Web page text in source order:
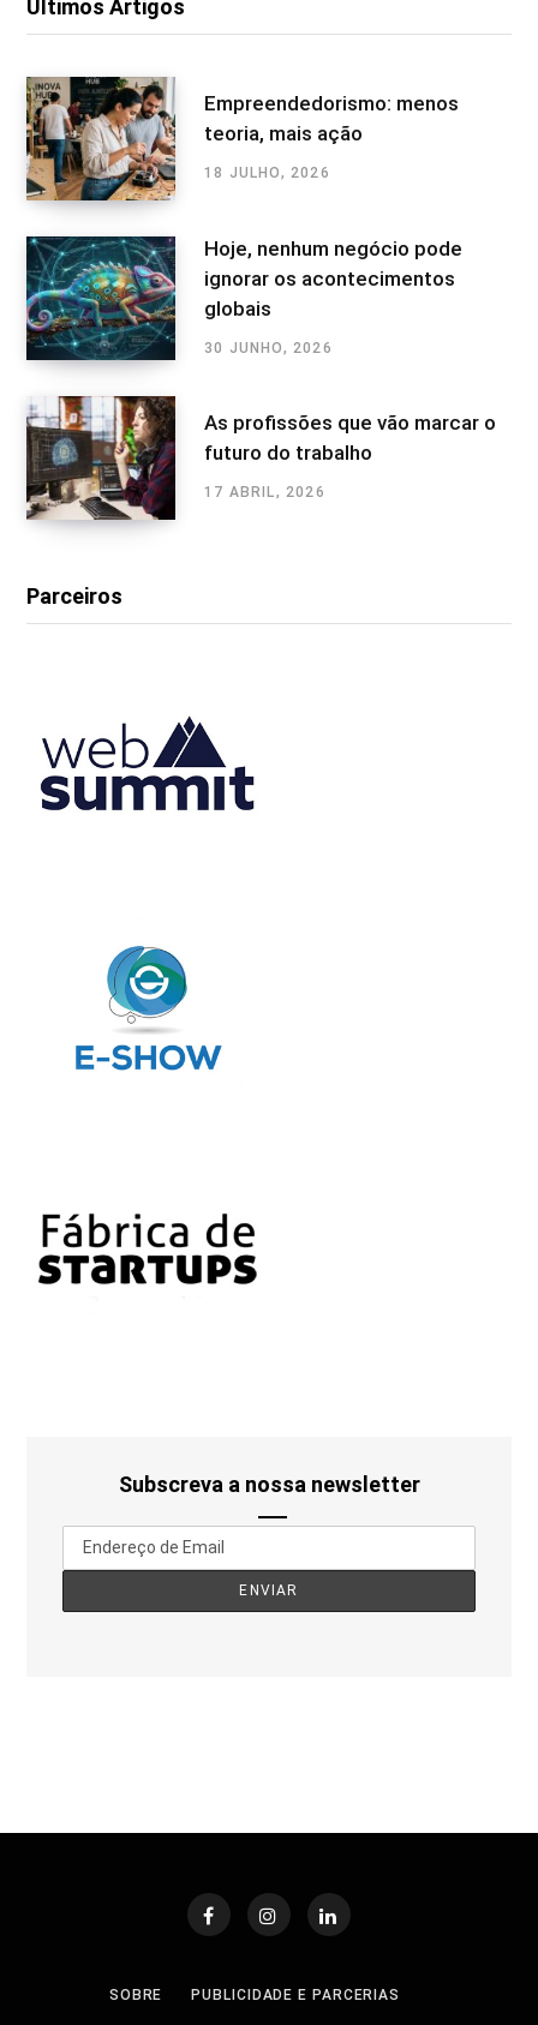
Últimos Artigos
Empreendedorismo: menos
teoria, mais ação
18 JULHO, 2026
Hoje, nenhum negócio pode
ignorar os acontecimentos
globais
30 JUNHO, 2026
As profissões que vão marcar o
futuro do trabalho
17 ABRIL, 2026
Parceiros
Subscreva a nossa newsletter
SOBRE PUBLICIDADE E PARCERIAS